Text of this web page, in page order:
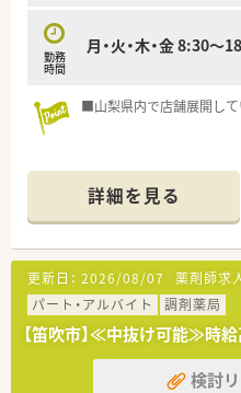
勤務
時間
月・火・木・金 8:30
■山梨県内で店舗展開して
詳細を見る
更新日： 2026/08/07 薬剤師求
パート・アルバイト
調剤薬局
【笛吹市】≪中抜け可能≫時給
検討